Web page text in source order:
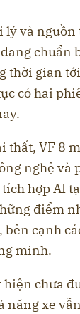
lý và
chuẩn
thời gian
có hai
thất, VF 8
nghệ và
hợp AI
điểm
cạnh
minh.
chưa
năng xe